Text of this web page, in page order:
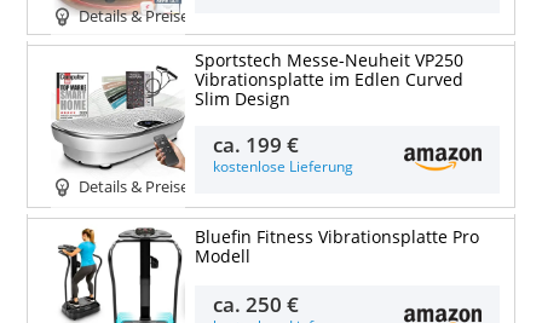
Details & Preise
Details & Preise
Sportstech Messe-Neuheit VP250
Vibrationsplatte im Edlen Curved
Slim Design
ca. 199 €
kostenlose Lieferung
Bluefin Fitness Vibrationsplatte Pro
Modell
ca.250 €